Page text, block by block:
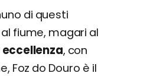
di questi
fiume, magari al
eccellenza, con
Foz do Douro è il